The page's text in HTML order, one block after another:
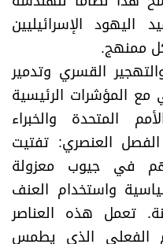
اليهود الإسرائيليين
ممنهج.
القسري وتدمير
مع المؤشرات الرئيسية
المتحدة والخبراء
العنصري: تفتيت
في جيوب معزولة
واستخدام العنف
تعمل هذه العناصر
الفعلي الذي يطمس